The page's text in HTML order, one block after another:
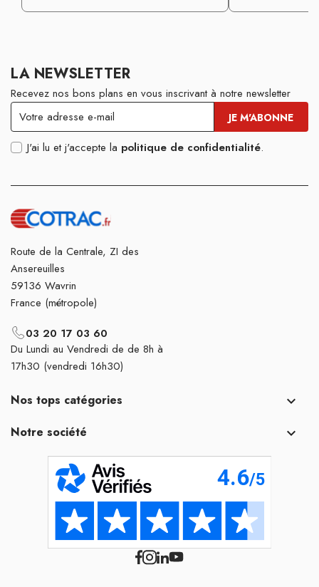
LA NEWSLETTER
Recevez nos bons plans en vous inscrivant à notre newsletter
J'ai lu et j'accepte la politique de confidentialité.
Route de la Centrale, ZI des
Ansereuilles
59136 Wavrin
France (métropole)
03 20 17 03 60
Du Lundi au Vendredi de de 8h à
17h30 (vendredi 16h30)
Nos tops catégories 
Notre société 